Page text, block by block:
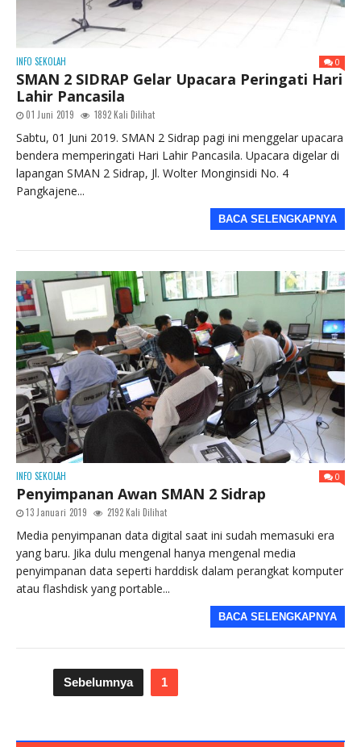
INFO SEKOLAH 0
SMAN 2 SIDRAP Gelar Upacara Peringati Hari
Lahir Pancasila
01 Juni 2019 1892 Kali Dilihat
Sabtu, 01 Juni 2019. SMAN 2 Sidrap pagi ini menggelar upacara
bendera memperingati Hari Lahir Pancasila. Upacara digelar di
lapangan SMAN 2 Sidrap, Jl. Wolter Monginsidi No. 4
Pangkajene...
BACA SELENGKAPNYA
INFO SEKOLAH 0
Penyimpanan Awan SMAN 2 Sidrap
13 Januari 2019 2192 Kali Dilihat
Media penyimpanan data digital saat ini sudah memasuki era
yang baru. Jika dulu mengenal hanya mengenal media
penyimpanan data seperti harddisk dalam perangkat komputer
atau flashdisk yang portable...
BACA SELENGKAPNYA
Sebelumnya 1